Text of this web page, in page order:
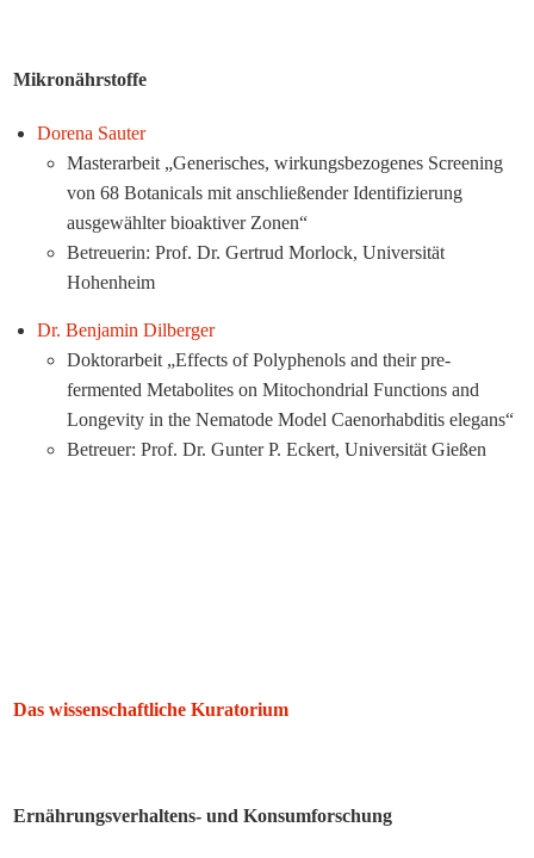
Mikronährstoffe
Dorena Sauter
Masterarbeit „Generisches, wirkungsbezogenes Screening
von 68 Botanicals mit anschließender Identifizierung
ausgewählter bioaktiver Zonen“
Betreuerin: Prof. Dr. Gertrud Morlock, Universität
Hohenheim
Dr. Benjamin Dilberger
Doktorarbeit „Effects of Polyphenols and their pre-
fermented Metabolites on Mitochondrial Functions and
Longevity in the Nematode Model Caenorhabditis elegans“
Betreuer: Prof. Dr. Gunter P. Eckert, Universität Gießen
Das wissenschaftliche Kuratorium
Ernährungsverhaltens- und Konsumforschung